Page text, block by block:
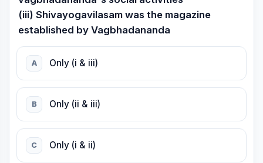
(iii) Shivayogavilasam was the magazine
established by Vagbhadananda
A Only (i & iii)
B Only (ii & iii)
C Only (i & ii)